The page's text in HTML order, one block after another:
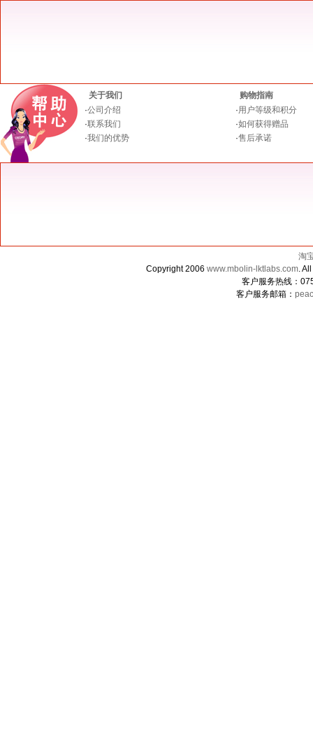
关于我们
·公司介绍
·联系我们
·我们的优势
购物指南
·用户等级和积分
·如何获得赠品
·售后承诺
淘
Copyright 2006 www.mbolin-lktlabs.com.
客户服务热线：
客户服务邮箱：